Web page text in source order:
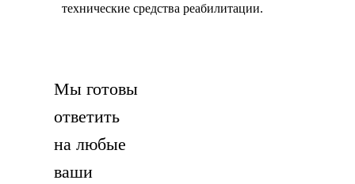
технические средства реабилитации.
Мы готовы
ответить
на любые
ваши